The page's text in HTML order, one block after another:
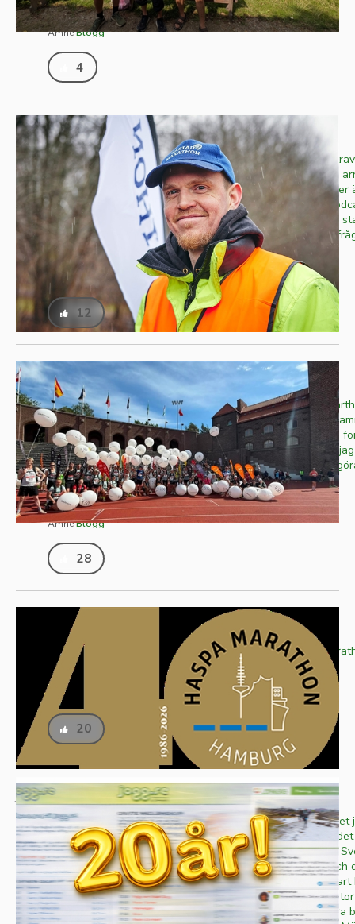
Publicerad 2026-08-05
Skriven avJörgen Forsbacka
ÄmneBlogg
4
Robins väg från idé till succé
Robin Isaksson började med att arrangera
året drog han igång Förslöv Trail och numera
även Båstad Marathon. Som om inte det räcker
YouTuber med fokus på löpning och driver
startlinjen. Inför Båstad Marathon som går av
lördagen i juli passade vi på att ställa några
Publicerad2026-06-24
Skriven av
Niklas Karlsson
Ämne
Inspiration
12
Stockholm Marathon - som farthållare!
Efter att ha sprungit några maror och även
Helsingborg blev jag nyfiken på att göra
Det har lixom aldrig blivit en Stockholmsmara
anmälde intresse och döm om min förvåning,
loppet – funderade mycket på hur jag skulle
Bokade...
Publicerad2026-06-03
Skriven avJörgen Forsbacka
ÄmneBlogg
28
Hamburg Marathon
Ett försök att springa sub 2.35 i Hamburg
Publicerad
Skriven av
Ämne
20
jogg.se fyller 20!
Den 15 mars 2006 registrerades domännamnet
sajten tog sina första stapplande steg ut på
världsomspännande nätet. 20 år senare är vi
träningssajt med över 350 000 medlemmar och
miljoner registrerade träningspass. Vi är
glada över den utvecklingen och skickar ett
som hjälpt oss komma dit vi är idag. För att fira